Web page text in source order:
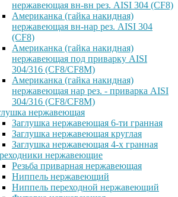
нержавеющая вн-вн рез. AISI 304 (CF8)
Американка (гайка накидная)
нержавеющая вн-нар рез. AISI 304
(CF8)
Американка (гайка накидная)
нержавеющая под приварку AISI
304/316 (CF8/CF8M)
Американка (гайка накидная)
нержавеющая нар рез. - приварка AISI
304/316 (CF8/CF8M)
нержавеющая
Заглушка нержавеющая 6-ти гранная
Заглушка нержавеющая круглая
Заглушка нержавеющая 4-х гранная
нержавеющие
Резьба приварная нержавеющая
Ниппель нержавеющий
Ниппель переходной нержавеющий